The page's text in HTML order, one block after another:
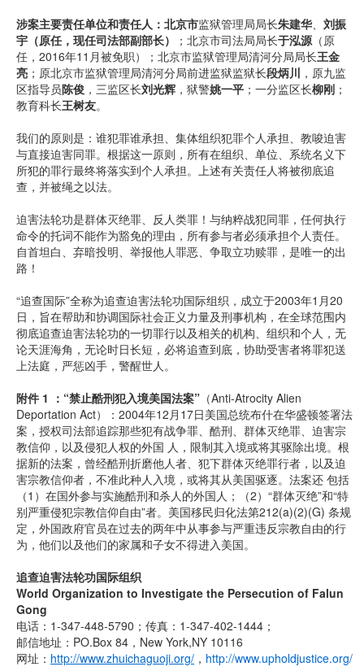
涉案主要责任单位和责任人：北京市监狱管理局局长朱建华、 刘振
宇（原任，现任司法部副部长）
；北京市司法局局长于泓源（原
任，2016年11月被免职）；北京市监狱管理局清河分局局长王金
亮 ；原北京市监狱管理局清河分局前进监狱监狱长段炳川 ，原九监
区指导员陈俊 ，三监区长刘光辉 ，狱警姚一平 ；一分监区长柳刚 ；
教育科长王树友。
我们的原则是：谁犯罪谁承担、集体组织犯罪个人承担、教唆迫害
与直接迫害同罪。根据这一原则，所有在组织、单位、系统名义下
所犯的罪行最终将落实到个人承担。上述有关责任人将被彻底追
查，并被绳之以法。
迫害法轮功是群体灭绝罪、反人类罪！与纳粹战犯同罪，任何执行
命令的托词不能作为豁免的理由，所有参与者必须承担个人责任。
自首坦白、弃暗投明、举报他人罪恶、争取立功赎罪，是唯一的出
路！
“追查国际”全称为追查迫害法轮功国际组织，成立于2003年1月20
日，旨在帮助和协调国际社会正义力量及刑事机构，在全球范围内
彻底追查迫害法轮功的一切罪行以及相关的机构、组织和个人，无
论天涯海角，无论时日长短，必将追查到底，协助受害者将罪犯送
上法庭，严惩凶手，警醒世人。
附件 1 ：“禁止酷刑犯入境美国法案” （Anti-Atrocity Alien
Deportation Act）：2004年12月17日美国总统布什在华盛顿签署法
案，授权司法部追踪那些犯有战争罪、酷刑、群体灭绝罪、迫害宗
教信仰，以及侵犯人权的外国 人，限制其入境或将其驱除出境。根
据新的法案，曾经酷刑折磨他人者、犯下群体灭绝罪行者，以及迫
害宗教信仰者，不准此种人入境，或将其从美国驱逐。法案还 包括
（1）在国外参与实施酷刑和杀人的外国人；（2）“群体灭绝”和“特
别严重侵犯宗教信仰自由”者。美国移民归化法第212(a)(2)(G) 条规
定，外国政府官员在过去的两年中从事参与严重违反宗教自由的行
为，他们以及他们的家属和子女不得进入美国。
追查迫害法轮功国际组织
World Organization to Investigate the Persecution of Falun
Gong
电话：1-347-448-5790；传真：1-347-402-1444；
邮信地址：PO.Box 84，New York,NY 10116
网址： http://www.zhuichaguoji.org/ ， http://www.upholdjustice.org/